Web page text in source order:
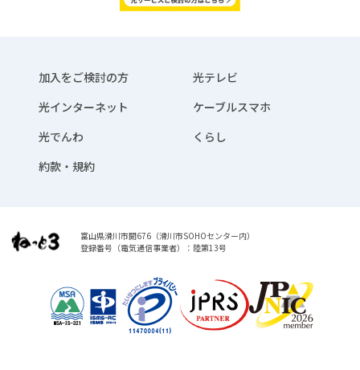
加入をご検討の方
光テレビ
光インターネット
ケーブルスマホ
光でんわ
くらし
約款・規約
富山県滑川市開676（滑川市SOHOセンター内）
登録番号（電気通信事業者）：陸第13号